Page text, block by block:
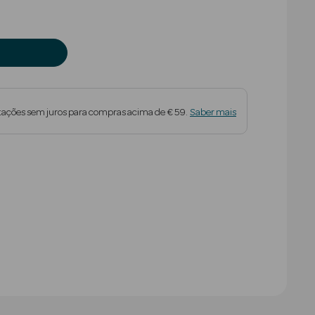
sem juros para compras acima de € 59. Saber mais